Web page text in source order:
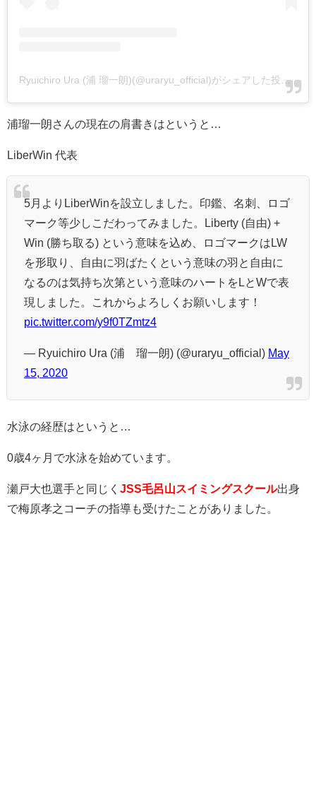
Ryuichiro Ura (浦 瑠一朗)(@uraryu_official)がシェアした投稿-
浦瑠一朗さんの現在の肩書きはというと…
LiberWin 代表
5月よりLiberWinを設立しました。印鑑、名刺、ロゴ
マーク等少しこだわってみました。Liberty (自由) +
Win (勝ち取る) という意味を込め、ロゴマークはLW
を形取り、自由に羽ばたくという意味の羽と自由に
なるのは気持ち次第という意味のハートをLとWで表
現しました。これからよろしくお願いします！
pic.twitter.com/y9f0TZmtz4
— Ryuichiro Ura (浦 瑠一朗) (@uraryu_official) May
15, 2020
水泳の経歴はというと…
0歳4ヶ月で水泳を始めています。
瀬戸大也選手と同じく JSS毛呂山スイミングスクール出身
で梅原孝之コーチの指導も受けたことがありました。